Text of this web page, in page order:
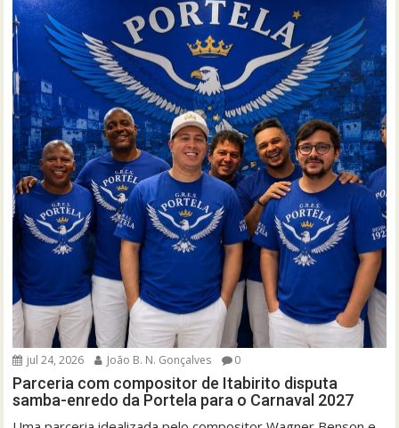
jul 24, 2026 João B. N. Gonçalves 0
Parceria com compositor de Itabirito disputa
samba-enredo da Portela para o Carnaval 2027